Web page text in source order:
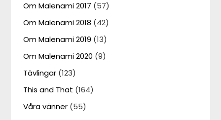
Om Malenami 2017 (57)
Om Malenami 2018 (42)
Om Malenami 2019 (13)
Om Malenami 2020 (9)
Tävlingar (123)
This and That (164)
Våra vänner (55)